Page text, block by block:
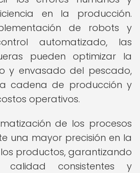
en la producción.
de robots y
automatizado, las
pueden optimizar la
y envasado del pescado,
cadena de producción y
operativos.
de los procesos
una mayor precisión en la
productos, garantizando
calidad consistentes y